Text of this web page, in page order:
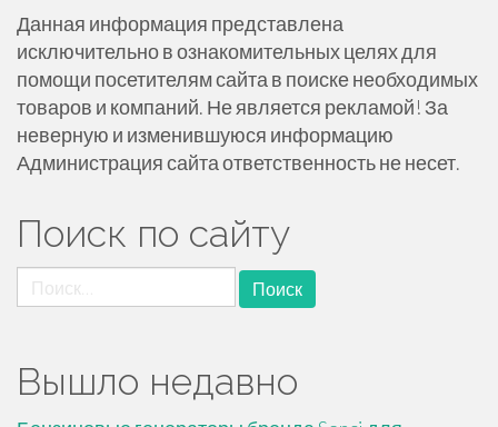
Данная информация представлена
исключительно в ознакомительных целях для
помощи посетителям сайта в поиске необходимых
товаров и компаний. Не является рекламой! За
неверную и изменившуюся информацию
Администрация сайта ответственность не несет.
Поиск по сайту
Найти:
Вышло недавно